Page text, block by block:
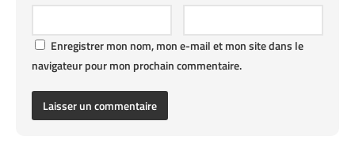
Enregistrer mon nom, mon e-mail et mon site dans le
navigateur pour mon prochain commentaire.